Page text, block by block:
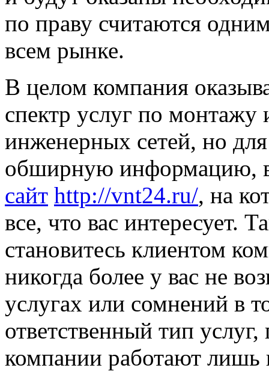
по праву считаются
всем рынке.
В целом компания
спектр услуг по
инженерных сетей, но
обширную информацию,
сайт http://vnt24.ru/, на
все, что вас интересует.
становитесь клиентом
никогда более у вас не
услугах или сомнений в
ответственный тип
компании работают лишь